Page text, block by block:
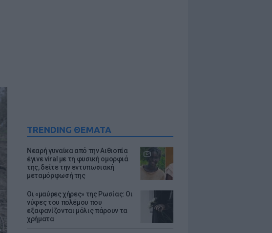
TRENDING ΘΕΜΑΤΑ
Νεαρή γυναίκα από την Αιθιοπία
έγινε viral με τη φυσική ομορφιά
της, δείτε την εντυπωσιακή
μεταμόρφωσή της
Οι «μαύρες χήρες» της Ρωσίας: Οι
νύφες του πολέμου που
εξαφανίζονται μόλις πάρουν τα
χρήματα